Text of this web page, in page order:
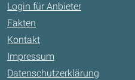
Login für Anbieter
Fakten
Kontakt
Impressum
Datenschutzerklärung